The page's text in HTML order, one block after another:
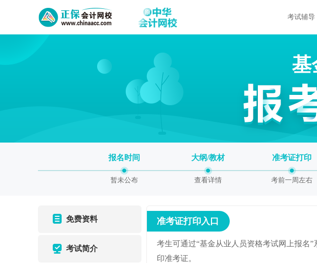
考试辅导
基
报名时间
暂未公布
大纲/教材
查看详情
准考证打印
考前一周左右
免费资料
考试简介
准考证打印入口
考生可通过“基金从业人员资格考试网上报名
印准考证。